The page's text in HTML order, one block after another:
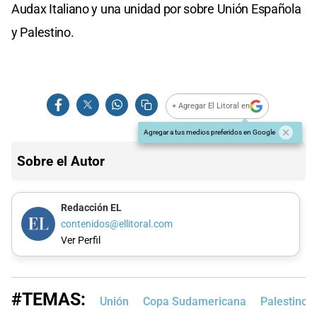
Audax Italiano y una unidad por sobre Unión Española
y Palestino.
+ Agregar El Litoral en
Agregar a tus medios preferidos en Google
Sobre el Autor
Redacción EL
contenidos@ellitoral.com
Ver Perfil
#TEMAS: Unión Copa Sudamericana Palestino